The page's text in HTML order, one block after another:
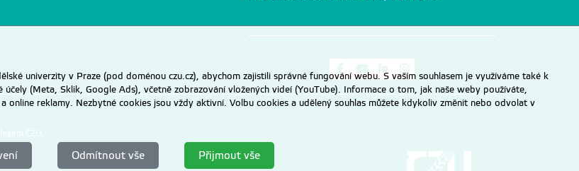
Odkaz na Facebook
Odkaz na Youtube
Odkaz na LinkedIn
ČZU.
univerzity v Praze (pod doménou czu.cz), abychom zajistili správné fungování webu. S vaším souhlasem je využíváme také k
(Meta, Sklik, Google Ads), včetně zobrazování vložených videí (YouTube). Informace o tom, jak naše weby používáte,
reklamy. Nezbytné cookies jsou vždy aktivní. Volbu cookies a udělený souhlas můžete kdykoliv změnit nebo odvolat v
Odmítnout vše Přijmout vše